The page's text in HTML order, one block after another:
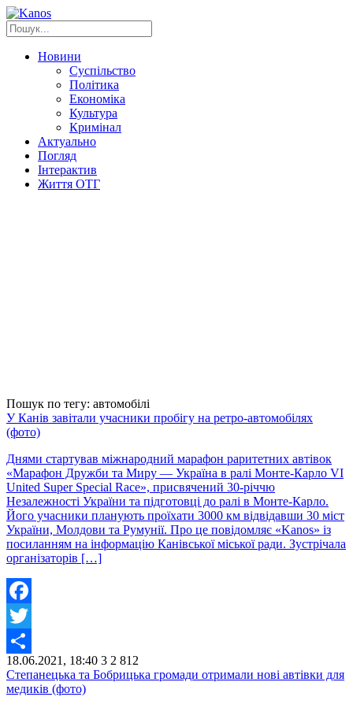
Новини
Суспільство
Політика
Економіка
Культура
Кримінал
Актуально
Погляд
Інтерактив
Життя ОТГ
Пошук по тегу: автомобілі
У Канів завітали учасники пробігу на ретро-автомобілях
(фото)
Днями стартував міжнародний марафон раритетних автівок
«Марафон Дружби та Миру — Україна в ралі Монте-Карло VI
United Super Special Race», присвячений 30-річчю
Незалежності України та підготовці до ралі в Монте-Карло.
Його учасники планують проїхати 3000 км відвідавши 30 міст
України, Молдови та Румунії. Про це повідомляє «Kanos» із
посиланням на інформацію Канівської міської ради. Зустрічала
організаторів […]
Facebook
Twitter
Share
18.06.2021, 18:40 3 2 812
Степанецька та Бобрицька громади отримали нові автівки для
медиків (фото)